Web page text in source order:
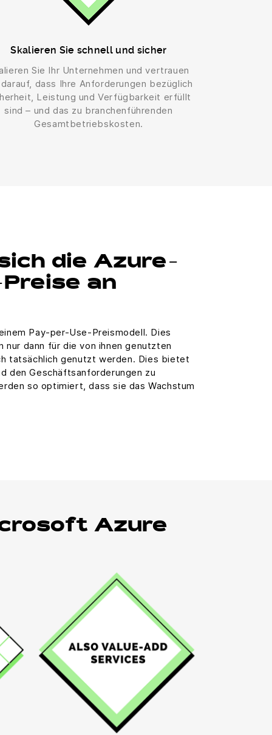
Skalieren Sie schnell und sicher
Sie Ihr Unternehmen und vertrauen
dass Ihre Anforderungen bezüglich
Leistung und Verfügbarkeit erfüllt
sind – und das zu branchenführenden
Gesamtbetriebskosten.
die Azure-
an
Pay-per-Use-Preismodell. Dies
dann für die von ihnen genutzten
tatsächlich genutzt werden. Dies bietet
den Geschäftsanforderungen zu
so optimiert, dass sie das Wachstum
Azure